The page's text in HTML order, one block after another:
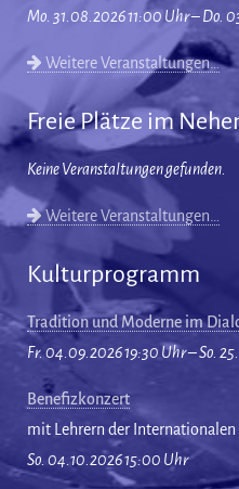
Mo. 31.08.2026 11:00 Uhr – Do.
Weitere Veranstaltungen…
Freie Plätze im
Keine Veranstaltungen gefunden.
Weitere Veranstaltungen…
Kulturprogramm
Tradition und Moderne im
Fr. 04.09.2026 19:30 Uhr – So.
Benefizkonzert
mit Lehrern der
So. 04.10.2026 15:00 Uhr